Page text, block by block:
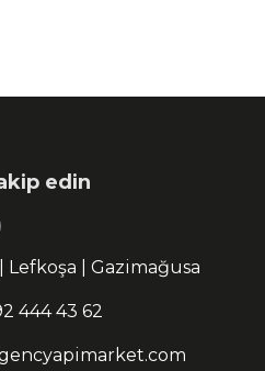
edin
Lefkoşa | Gazimağusa
444 43 62